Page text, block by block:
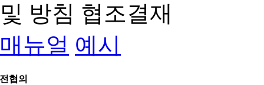
및 방침 협조결재
매뉴얼 예시
협의